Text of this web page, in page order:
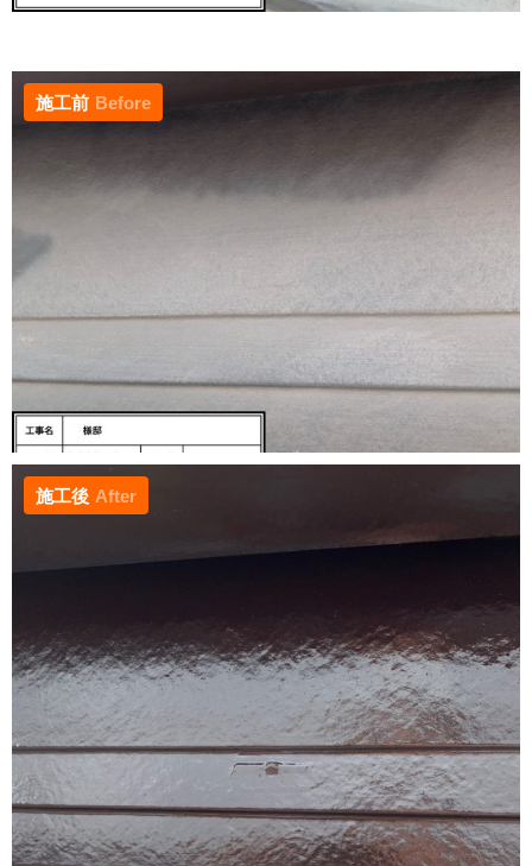
施工前 Before
施工後 After